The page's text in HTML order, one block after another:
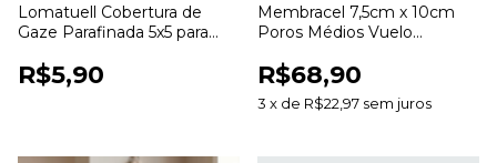
Lomatuell Cobertura de
Gaze Parafinada 5x5 para
Feridas
R$5,90
Membracel 7,5cm x 10cm
Poros Médios Vuelo
Feridas
R$68,90
3 x de R$22,97 sem juros